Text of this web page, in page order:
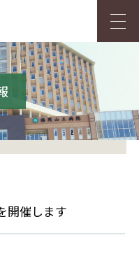
採用情報
開催します